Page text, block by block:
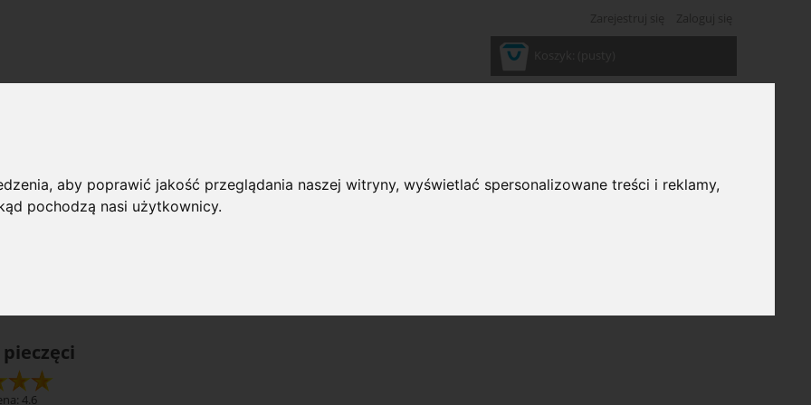
aby poprawić jakość przeglądania naszej witryny, wyświetlać spersonalizowane treści i reklamy,
pochodzą nasi użytkownicy.
4.6